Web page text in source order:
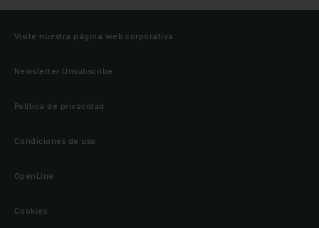
Visite nuestra página web corporativa
Newsletter Unsubscribe
Política de privacidad
Condiciones de uso
OpenLine
Cookies